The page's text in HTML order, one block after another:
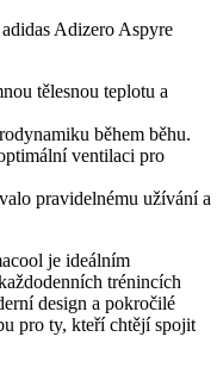
Adizero Aspyre
tělesnou teplotu a
během běhu.
ventilaci pro
pravidelnému užívání a
je ideálním
trénincích
design a pokročilé
pro ty, kteří chtějí spojit